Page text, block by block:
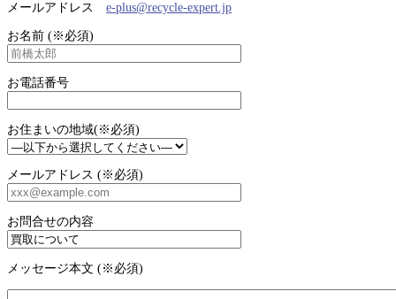
メールアドレス e-plus@recycle-expert.jp
お名前 (※必須)
お電話番号
お住まいの地域(※必須)
メールアドレス (※必須)
お問合せの内容
メッセージ本文 (※必須)